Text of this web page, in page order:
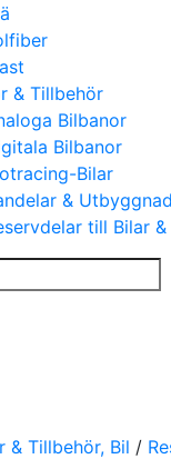
& Tillbehör
Bilbanor
Bilbanor
Bilar
& Utbyggnad
till Bilar
& Tillbehör, Bil /